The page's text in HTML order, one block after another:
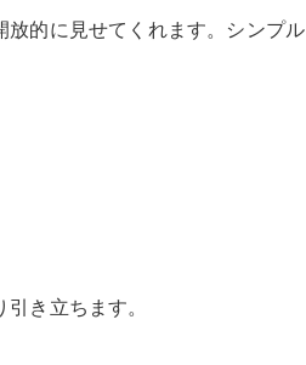
的に見せてくれます。シンプル
き立ちます。